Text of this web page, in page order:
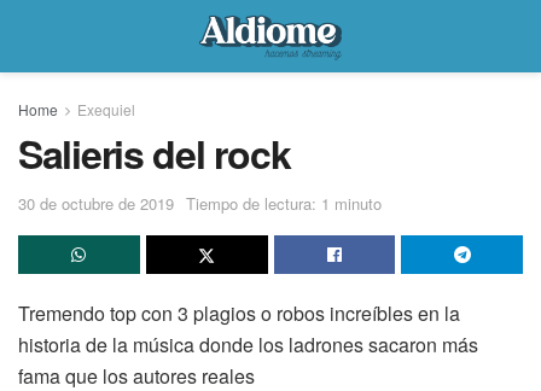
Home Exequiel
Salieris del rock
30 de octubre de 2019 Tiempo de lectura: 1 minuto
Tremendo top con 3 plagios o robos increíbles en la
historia de la música donde los ladrones sacaron más
fama que los autores reales